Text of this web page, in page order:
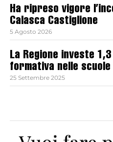
Ha ripreso vigore
Calasca Castiglione
5 Agosto 2026
La Regione investe
formativa nelle scuole
25 Settembre 2025